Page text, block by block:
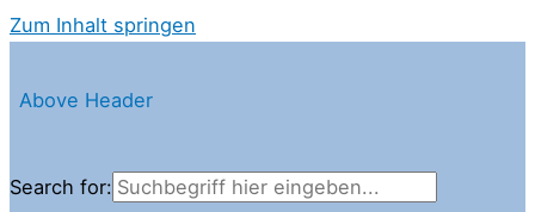
Zum Inhalt springen
Above Header
Search for: